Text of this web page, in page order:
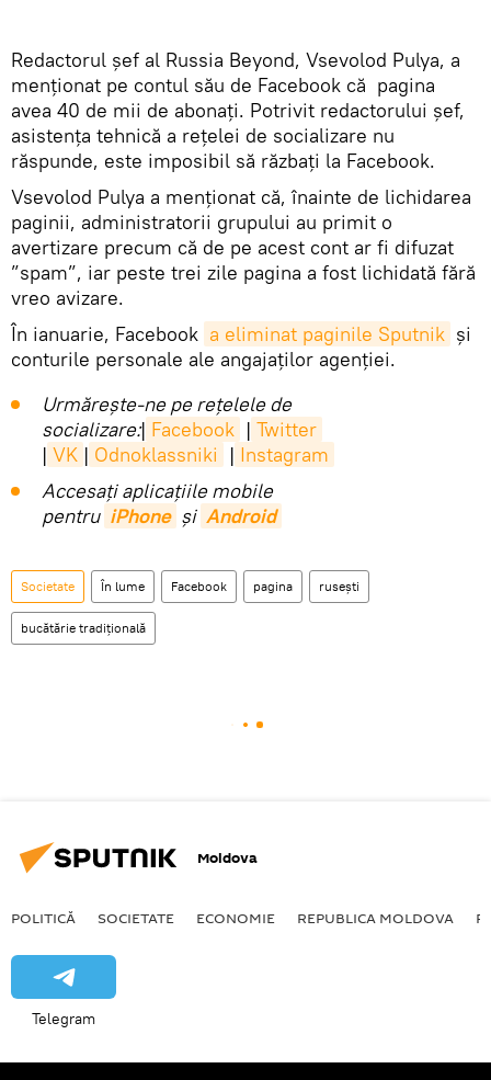
Redactorul șef al Russia Beyond, Vsevolod Pulya, a
menționat pe contul său de Facebook că pagina
avea 40 de mii de abonați. Potrivit redactorului șef,
asistența tehnică a rețelei de socializare nu
răspunde, este imposibil să răzbați la Facebook.
Vsevolod Pulya a menționat că, înainte de lichidarea
paginii, administratorii grupului au primit o
avertizare precum că de pe acest cont ar fi difuzat
”spam”, iar peste trei zile pagina a fost lichidată fără
vreo avizare.
În ianuarie, Facebook a eliminat paginile Sputnik și
conturile personale ale angajaților agenției.
Urmărește-ne pe rețelele de
socializare:| Facebook | Twitter
| VK | Odnoklassniki | Instagram
Accesaţi aplicaţiile mobile
pentru iPhone și Android
Societate În lume Facebook pagina rusești
bucătărie tradițională
Moldova
POLITICĂ SOCIETATE ECONOMIE REPUBLICA MOLDOVA
Telegram